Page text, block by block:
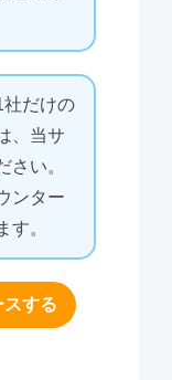
だけの
、当サ
さい。
ンター
す。
する